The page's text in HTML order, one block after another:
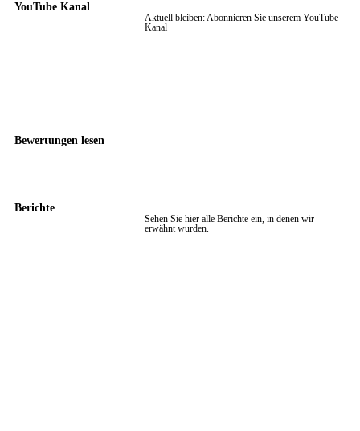
YouTube Kanal
Aktuell bleiben: Abonnieren Sie unserem YouTube
Kanal
Bewertungen lesen
Berichte
Sehen Sie hier alle Berichte ein, in denen wir
erwähnt wurden.